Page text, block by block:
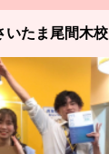
いたま尾間木校